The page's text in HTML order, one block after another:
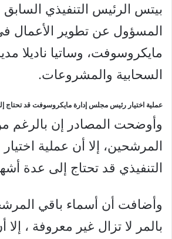
بيتس الرئيس التنفيذي
المسؤول عن تطوير الأعمال
مايكروسوفت، وساتيا ناديلا
السحابية والمشروعات.
عملية اختيار رئيس مجلس إدارة مايكروسوفت قد تحتاج
وأوضحت المصادر إن بالرغم
المرشحين، إلا أن عملية
التنفيذي قد تحتاج إلى عدة
وأضافت أن أسماء باقي
بالمر لا تزال غير معروفة ،